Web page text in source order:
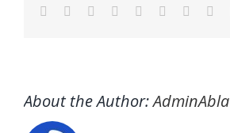
Facebook
TwitterLinkedIn
Reddit WhatsApp
Tumblr
About the Author: